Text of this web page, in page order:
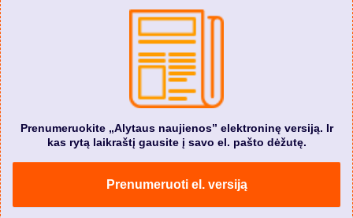
Prenumeruokite „Alytaus naujienos” elektroninę versiją. Ir
kas rytą laikraštį gausite į savo el. pašto dėžutę.
Prenumeruoti el. versiją